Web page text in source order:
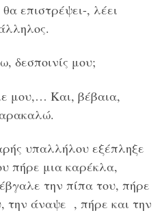
επιστρέψει-, λέει
δεσποινίς μου;
μου,… Και, βέβαια,
υπαλλήλου εξέπληξε
πήρε μια καρέκλα,
την πίπα του, πήρε
την άναψε , πήρε και την